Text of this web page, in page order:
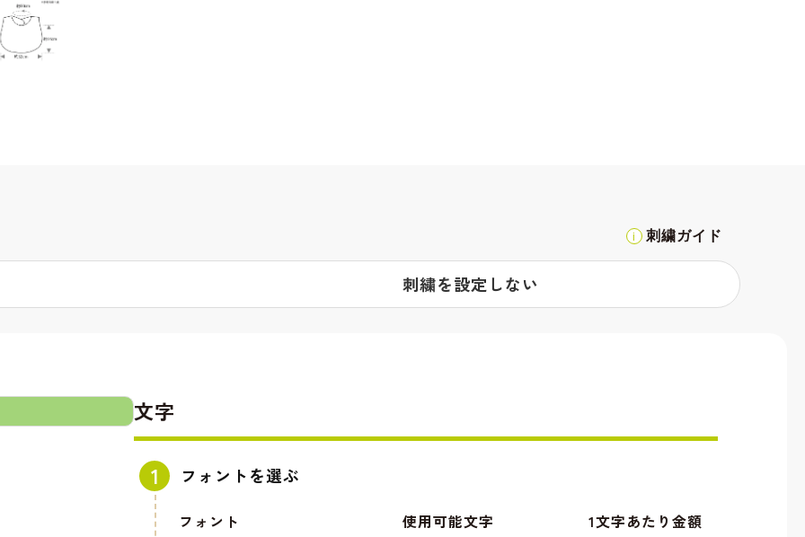
刺繍ガイド
刺繍を設定しない
文字
フォントを選ぶ
フォント 使用可能文字 1文字あたり金額